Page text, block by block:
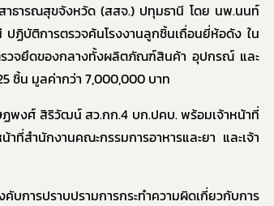
าธารณสุขจังหวัด (สสจ.) ปทุมธานี โดย นพ.นนท์
ปฏิบัติการตรวจค้นโรงงานลูกชิ้นเถื่อนยี่ห้อดัง ใน
วจยึดของกลางทั้งผลิตภัณฑ์สินค้า อุปกรณ์ และ
ชิ้น มูลค่ากว่า 7,000,000 บาท
ฏพงศ์ สิริวัฒน์ สว.กก.4 บก.ปคบ. พร้อมเจ้าหน้าที่
สำนักงานคณะกรรมการอาหารและยา และเจ้า
บการปราบปรามการกระทำความผิดเกี่ยวกับการ